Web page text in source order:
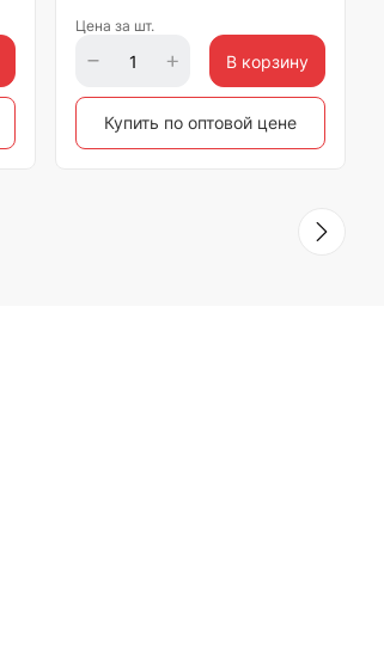
Цена за шт.
В корзину
Купить по оптовой цене